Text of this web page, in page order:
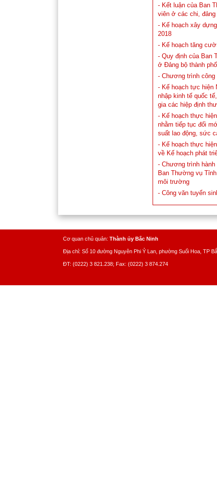
- Kết luận của Ban
viên ở các chi,
- Kế hoạch xây
2018
- Kế hoạch tăng
- Quy định của Ban
ở Đảng bộ thành phố
- Chương trình công
- Kế hoạch tực hiện
nhập kinh tế quốc
gia các hiệp định
- Kế hoạch thực
nhằm tiếp tục đổi
suất lao động, sức
- Kế hoạch thực
về Kế hoạch phát
- Chương trình hành
Ban Thường vụ
môi trường
- Công văn tuyển
Cơ quan chủ quản: Thành ủy Bắc Ninh
Địa chỉ: Số 10 đường Nguyên Phi Ỷ Lan, phường Suối Hoa, TP
ĐT: (0222) 3 821.238; Fax: (0222) 3 874.274